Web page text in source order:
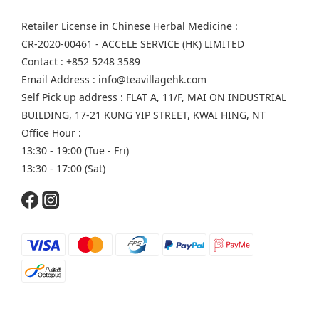
Retailer License in Chinese Herbal Medicine :
CR-2020-00461 - ACCELE SERVICE (HK) LIMITED
Contact : +852 5248 3589
Email Address : info@teavillagehk.com
Self Pick up address : FLAT A, 11/F, MAI ON INDUSTRIAL
BUILDING, 17-21 KUNG YIP STREET, KWAI HING, NT
Office Hour :
13:30 - 19:00 (Tue - Fri)
13:30 - 17:00 (Sat)